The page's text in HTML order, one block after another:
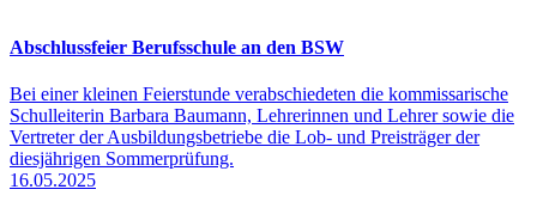
Abschlussfeier Berufsschule an den BSW
Bei einer kleinen Feierstunde verabschiedeten die kommissarische
Schulleiterin Barbara Baumann, Lehrerinnen und Lehrer sowie die
Vertreter der Ausbildungsbetriebe die Lob- und Preisträger der
diesjährigen Sommerprüfung.
16.05.2025